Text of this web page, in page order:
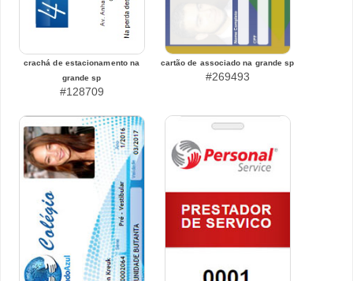
crachá de estacionamento na
grande sp
#128709
cartão de associado na grande sp
#269493